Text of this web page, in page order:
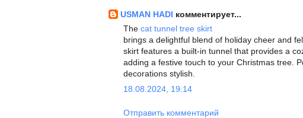
USMAN HADI комментирует...
The cat tunnel tree skirt
brings a delightful blend of holiday cheer and
skirt features a built-in tunnel that provides a
adding a festive touch to your Christmas tree.
decorations stylish.
18.08.2024, 19:14
Отправить комментарий